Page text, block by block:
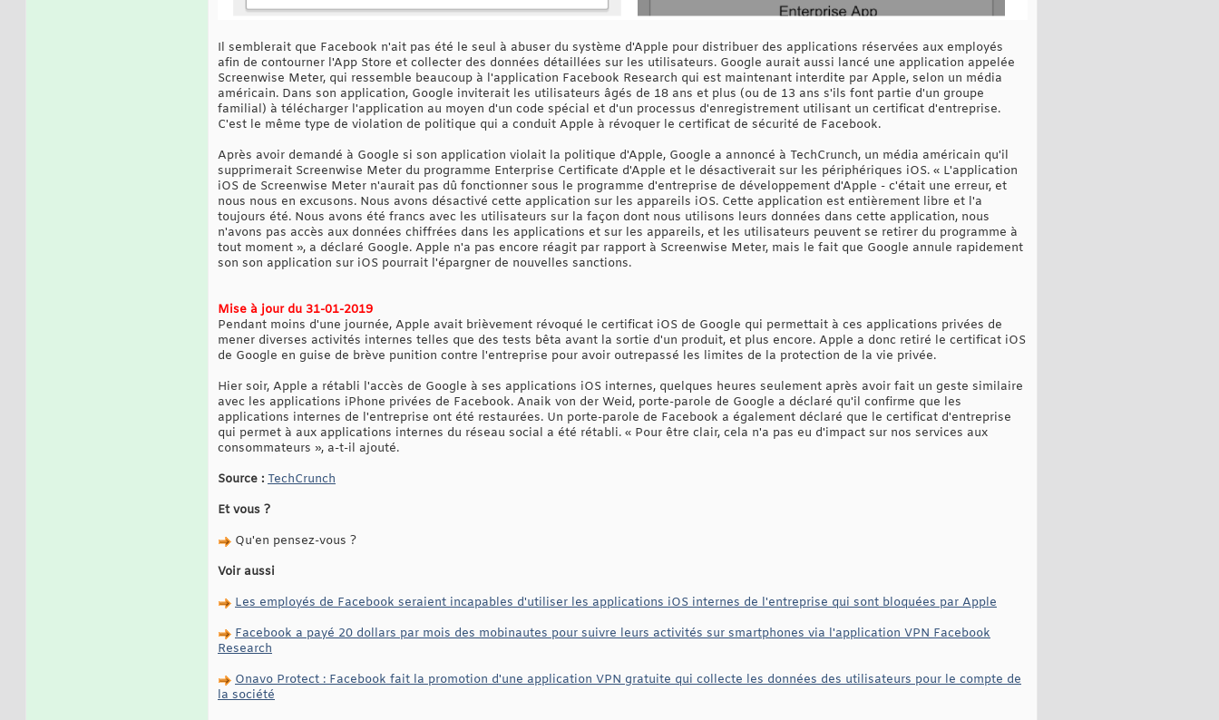
Il semblerait que Facebook n'ait pas été le seul à abuser du système d'Apple pour distribuer des applications réservées aux employés
afin de contourner l'App Store et collecter des données détaillées sur les utilisateurs. Google aurait aussi lancé une application appelée
Screenwise Meter, qui ressemble beaucoup à l'application Facebook Research qui est maintenant interdite par Apple, selon un média
américain. Dans son application, Google inviterait les utilisateurs âgés de 18 ans et plus (ou de 13 ans s'ils font partie d'un groupe
familial) à télécharger l'application au moyen d'un code spécial et d'un processus d'enregistrement utilisant un certificat d'entreprise.
C'est le même type de violation de politique qui a conduit Apple à révoquer le certificat de sécurité de Facebook.
Après avoir demandé à Google si son application violait la politique d'Apple, Google a annoncé à TechCrunch, un média américain qu'il
supprimerait Screenwise Meter du programme Enterprise Certificate d'Apple et le désactiverait sur les périphériques iOS. « L'application
iOS de Screenwise Meter n'aurait pas dû fonctionner sous le programme d'entreprise de développement d'Apple - c'était une erreur, et
nous nous en excusons. Nous avons désactivé cette application sur les appareils iOS. Cette application est entièrement libre et l'a
toujours été. Nous avons été francs avec les utilisateurs sur la façon dont nous utilisons leurs données dans cette application, nous
n'avons pas accès aux données chiffrées dans les applications et sur les appareils, et les utilisateurs peuvent se retirer du programme à
tout moment », a déclaré Google. Apple n'a pas encore réagit par rapport à Screenwise Meter, mais le fait que Google annule rapidement
son son application sur iOS pourrait l'épargner de nouvelles sanctions.
Mise à jour du 31-01-2019
Pendant moins d'une journée, Apple avait brièvement révoqué le certificat iOS de Google qui permettait à ces applications privées de
mener diverses activités internes telles que des tests bêta avant la sortie d'un produit, et plus encore. Apple a donc retiré le certificat iOS
de Google en guise de brève punition contre l'entreprise pour avoir outrepassé les limites de la protection de la vie privée.
Hier soir, Apple a rétabli l'accès de Google à ses applications iOS internes, quelques heures seulement après avoir fait un geste similaire
avec les applications iPhone privées de Facebook. Anaik von der Weid, porte-parole de Google a déclaré qu'il confirme que les
applications internes de l'entreprise ont été restaurées. Un porte-parole de Facebook a également déclaré que le certificat d'entreprise
qui permet à aux applications internes du réseau social a été rétabli. « Pour être clair, cela n'a pas eu d'impact sur nos services aux
consommateurs », a-t-il ajouté.
Source : TechCrunch
Et vous ?
Qu'en pensez-vous ?
Voir aussi
Les employés de Facebook seraient incapables d'utiliser les applications iOS internes de l'entreprise qui sont bloquées par Apple
Facebook a payé 20 dollars par mois des mobinautes pour suivre leurs activités sur smartphones via l'application VPN Facebook
Research
Onavo Protect : Facebook fait la promotion d'une application VPN gratuite qui collecte les données des utilisateurs pour le compte de
la société